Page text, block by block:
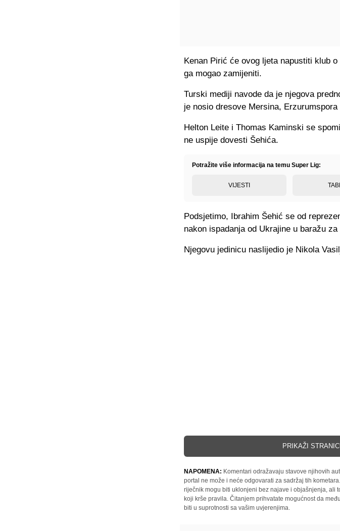
Kenan Pirić će ovog ljeta napustiti klub
ga mogao zamijeniti.
Turski mediji navode da je njegova
je nosio dresove Mersina, Erzurumspora
Helton Leite i Thomas Kaminski se
ne uspije dovesti Šehića.
Potražite više informacija na temu Super Lig:
VIJESTI
Podsjetimo, Ibrahim Šehić se od
nakon ispadanja od Ukrajine u baražu za
Njegovu jedinicu naslijedio je Nikola
PRIKAŽI
NAPOMENA: Komentari odražavaju stavove njihovih
portal ne može i neće odgovarati za sadržaj tih
riječnik mogu biti uklonjeni bez najave i objašnjenja, ali
koji krše pravila. Čitanjem prihvatate mogućnost da
biti u suprotnosti sa vašim uvjerenjima.